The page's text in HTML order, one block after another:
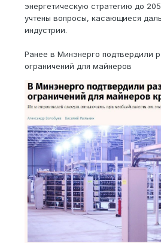
энергетическую стратегию до
учтены вопросы, касающиеся
индустрии.
Ранее в Минэнерго подтвердили
ограничений для майнеров